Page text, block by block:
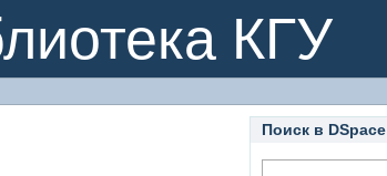
КГУ
Поиск в DSpace